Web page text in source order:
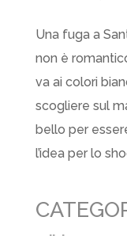
Una fuga a
non è
va ai colori
scogliere sul
bello per
l’idea per lo